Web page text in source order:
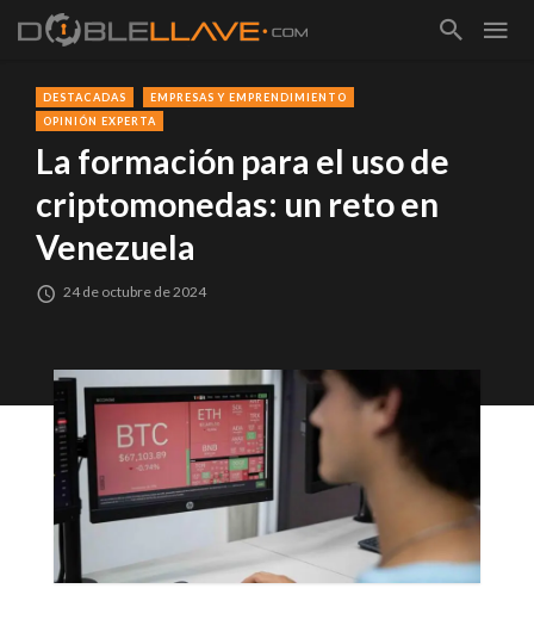
DESTACADAS
EMPRESAS Y EMPRENDIMIENTO
OPINIÓN EXPERTA
La formación para el uso de
criptomonedas: un reto en
Venezuela
24 de octubre de 2024